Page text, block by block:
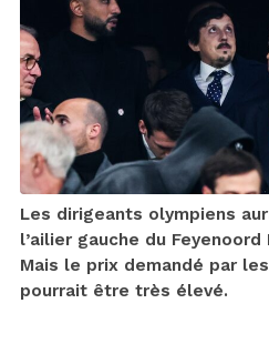
Les dirigeants olympiens
l’ailier gauche du
Mais le prix demandé par
pourrait être très élevé.